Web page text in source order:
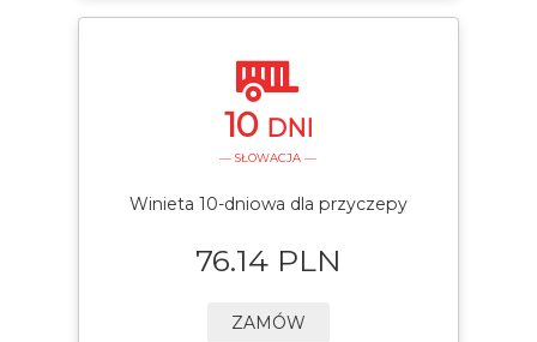
10 DNI
— SŁOWACJA —
Winieta 10-dniowa dla przyczepy
76.14 PLN
ZAMÓW